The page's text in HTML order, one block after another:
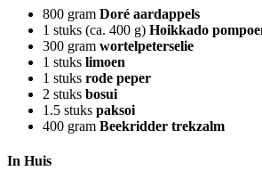
800 gram Doré aardappels
1 stuks (ca. 400 g) Hoikkado
300 gram wortelpeterselie
1 stuks limoen
1 stuks rode peper
2 stuks bosui
1.5 stuks paksoi
400 gram Beekridder trekzalm
In Huis